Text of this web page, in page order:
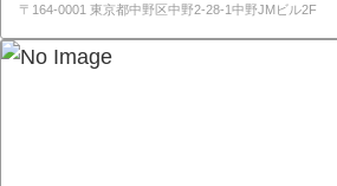
〒164-0001 東京都中野区中野2-28-1中野JMビル2F